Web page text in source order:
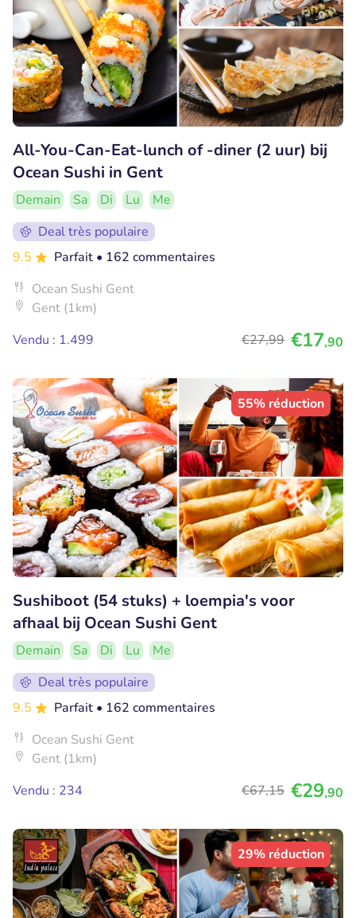
All-You-Can-Eat-lunch of -diner (2 uur) bij
Ocean Sushi in Gent
Demain Sa Di Lu
Me
Deal très populaire
9.5
Parfait • 162 commentaires
Ocean Sushi Gent
Gent (1km)
Vendu : 1.499
€27,99 €17,90
55% réduction
Sushiboot (54 stuks) + loempia's voor
afhaal bij Ocean Sushi Gent
Demain Sa Di Lu
Me
Deal très populaire
9.5
Parfait • 162 commentaires
Ocean Sushi Gent
Gent (1km)
Vendu : 234
€67,15 €29,90
29% réduction